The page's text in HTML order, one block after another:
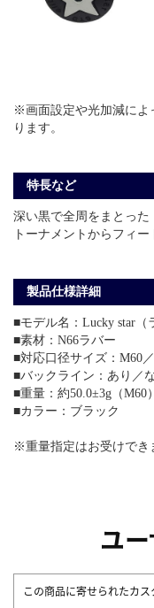
※画面設定や光加減によ
ります。
特長など
深い黒で全周をまとった
トーナメントからフィ
製品仕様詳細
■モデル名：Lucky star
■素材：N66ラバー
■対応口径サイズ：M60
■バックライン：あり／
■重量：約50.0±3g（M60
■カラー：ブラック
※重量指定はお受けでき
ユ
この商品に寄せられたカス